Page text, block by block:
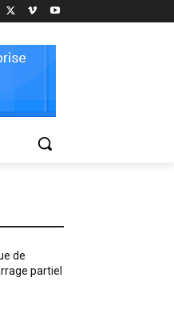
de
partiel